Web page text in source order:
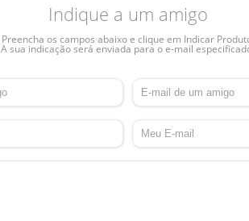
Indique a um amigo
Preencha os campos abaixo e clique em Indicar
A sua indicação será enviada para o e-mail